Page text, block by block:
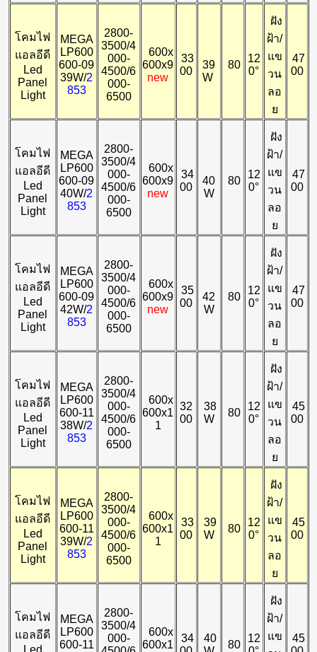
โคมไฟ
แอลอีดี
Led
Panel
Light
MEGA
LP600
600-09
39W/2
853
2800-
3500/4
000-
4500/6
000-
6500
600x
600x9
new
33
00
39
W
80
12
0°
ฝัง
ฝ้า/
แข
วน
ลอ
ย
47
00
โคมไฟ
แอลอีดี
Led
Panel
Light
MEGA
LP600
600-09
40W/2
853
2800-
3500/4
000-
4500/6
000-
6500
600x
600x9
new
34
00
40
W
80
12
0°
ฝัง
ฝ้า/
แข
วน
ลอ
ย
47
00
โคมไฟ
แอลอีดี
Led
Panel
Light
MEGA
LP600
600-09
42W/2
853
2800-
3500/4
000-
4500/6
000-
6500
600x
600x9
new
35
00
42
W
80
12
0°
ฝัง
ฝ้า/
แข
วน
ลอ
ย
47
00
โคมไฟ
แอลอีดี
Led
Panel
Light
MEGA
LP600
600-11
38W/2
853
2800-
3500/4
000-
4500/6
000-
6500
600x
600x1
1
32
00
38
W
80
12
0°
ฝัง
ฝ้า/
แข
วน
ลอ
ย
45
00
โคมไฟ
แอลอีดี
Led
Panel
Light
MEGA
LP600
600-11
39W/2
853
2800-
3500/4
000-
4500/6
000-
6500
600x
600x1
1
33
00
39
W
80
12
0°
ฝัง
ฝ้า/
แข
วน
ลอ
ย
45
00
โคมไฟ
แอลอีดี
Led
MEGA
LP600
600-11
2800-
3500/4
000-
600x
600x1
34
40
80
12
ฝัง
ฝ้า/
แข
45